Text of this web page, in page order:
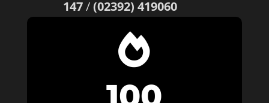
147/(02392) 419060
